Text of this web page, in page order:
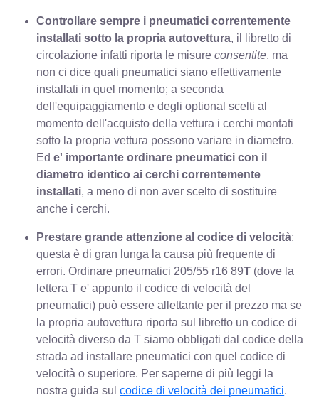
Controllare sempre i pneumatici correntemente
installati sotto la propria autovettura, il libretto di
circolazione infatti riporta le misureconsentite, ma
non ci dice quali pneumatici siano effettivamente
installati in quel momento; a seconda
dell'equipaggiamento e degli optional scelti al
momento dell'acquisto della vettura i cerchi montati
sotto la propria vettura possono variare in diametro.
Ede' importante ordinare pneumatici con il
diametro identico ai cerchi correntemente
installati, a meno di non aver scelto di sostituire
anche i cerchi.
Prestare grande attenzione al codice di velocità;
questa è di gran lunga la causa più frequente di
errori. Ordinare pneumatici 205/55 r16 89T (dove la
lettera T e' appunto il codice di velocità del
pneumatici) può essere allettante per il prezzo ma se
la propria autovettura riporta sul libretto un codice di
velocità diverso da T siamo obbligati dal codice della
strada ad installare pneumatici con quel codice di
velocità o superiore. Per saperne di più leggi la
nostra guida sulcodice di velocità dei pneumatici.